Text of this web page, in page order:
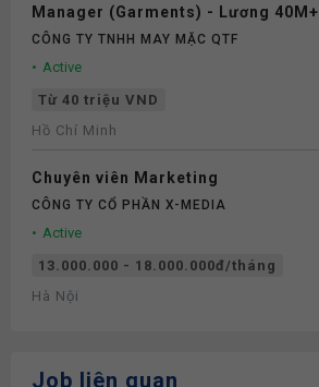
Manager (Garments) - Lương 40M+
CÔNG TY TNHH MAY MẶC QTF
Active
Từ 40 triệu VND
Hồ Chí Minh
Chuyên viên Marketing
CÔNG TY CỔ PHẦN X-MEDIA
Active
13.000.000 - 18.000.000đ/tháng
Hà Nội
Job liên quan